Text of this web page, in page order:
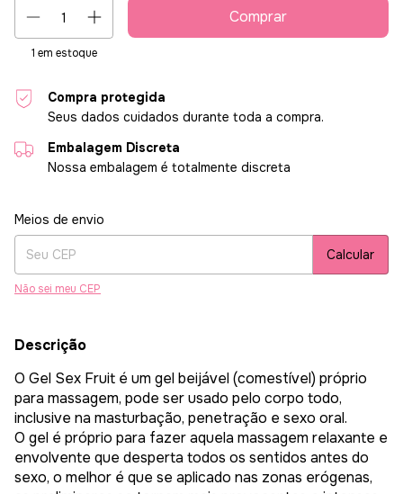
1 em estoque
Compra protegida
Seus dados cuidados durante toda a compra.
Embalagem Discreta
Nossa embalagem é totalmente discreta
Entregas para o CEP:
Meios de envio
Calcular
Não sei meu CEP
Descrição
O Gel Sex Fruit é um gel beijável (comestível) próprio
para massagem, pode ser usado pelo corpo todo,
inclusive na masturbação, penetração e sexo oral.
O gel é próprio para fazer aquela massagem relaxante e
envolvente que desperta todos os sentidos antes do
sexo, o melhor é que se aplicado nas zonas erógenas,